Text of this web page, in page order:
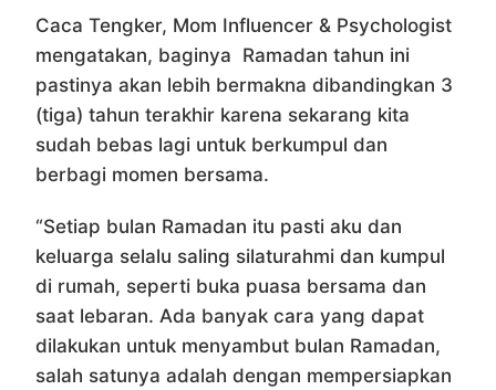
Caca Tengker, Mom Influencer & Psychologist
mengatakan, baginya Ramadan tahun ini
pastinya akan lebih bermakna dibandingkan 3
(tiga) tahun terakhir karena sekarang kita
sudah bebas lagi untuk berkumpul dan
berbagi momen bersama.
“Setiap bulan Ramadan itu pasti aku dan
keluarga selalu saling silaturahmi dan kumpul
di rumah, seperti buka puasa bersama dan
saat lebaran. Ada banyak cara yang dapat
dilakukan untuk menyambut bulan Ramadan,
salah satunya adalah dengan mempersiapkan